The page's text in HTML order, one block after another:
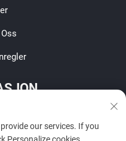
ukentlige nyhetsbrev
our services. If you